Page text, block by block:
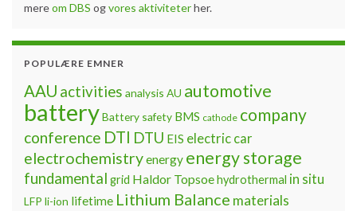
mereom DBS ogvores aktiviteterher.
POPULÆRE EMNER
AAU activities analysis AU automotive
batteryBattery safety BMS cathode company
conference DTI DTU EIS electric car
electrochemistryenergy energy storage
fundamental grid Haldor Topsoehydrothermal in situ
LFP li-ion lifetime Lithium Balance materials